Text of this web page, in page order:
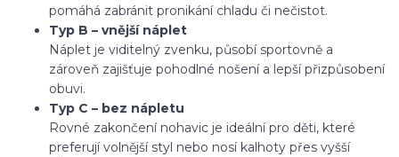
pomáhá zabránit pronikání chladu či nečistot.
Typ B – vnější náplet
Náplet je viditelný zvenku, působí sportovně a
zároveň zajišťuje pohodlné nošení a lepší přizpůsobení
obuvi.
Typ C – bez nápletu
Rovné zakončení nohavic je ideální pro děti, které
preferují volnější styl nebo nosí kalhoty přes vyšší